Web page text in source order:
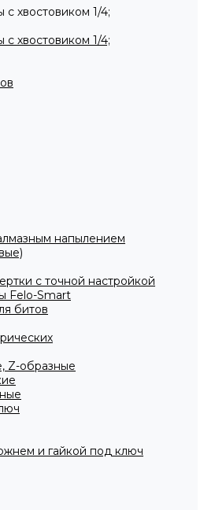
с хвостовиком 1/4;
с хвостовиком 1/4;
напылением
с точной настройкой
Felo-Smart
битов
Z-образные
и гайкой под ключ